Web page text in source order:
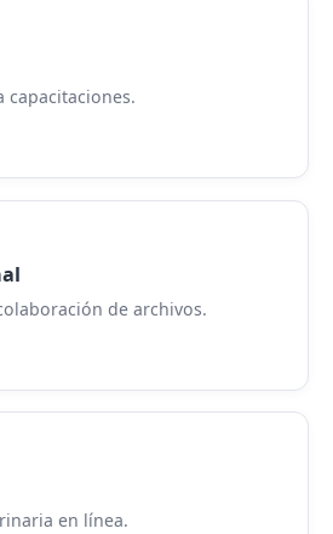
capacitaciones.
de archivos.
en línea.